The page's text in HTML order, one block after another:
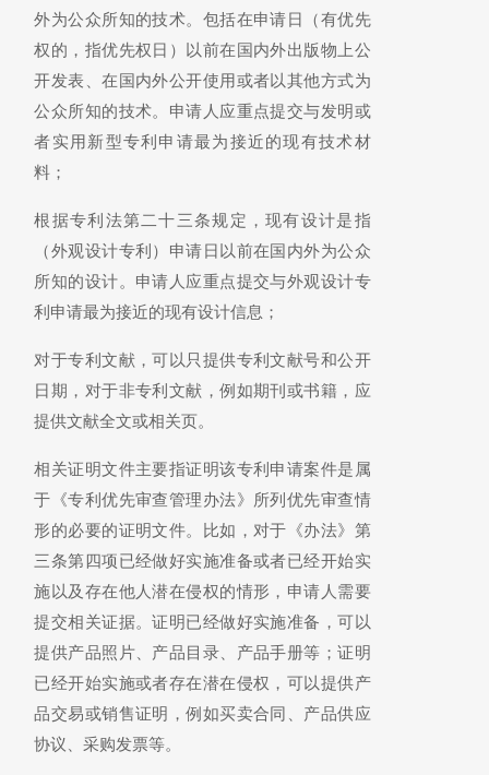
外为公众所知的技术。包括在申请日（有优先
权的，指优先权日）以前在国内外出版物上公
开发表、在国内外公开使用或者以其他方式为
公众所知的技术。申请人应重点提交与发明或
者实用新型专利申请最为接近的现有技术材
料；
根据专利法第二十三条规定，现有设计是指
（外观设计专利）申请日以前在国内外为公众
所知的设计。申请人应重点提交与外观设计专
利申请最为接近的现有设计信息；
对于专利文献，可以只提供专利文献号和公开
日期，对于非专利文献，例如期刊或书籍，应
提供文献全文或相关页。
相关证明文件主要指证明该专利申请案件是属
于《专利优先审查管理办法》所列优先审查情
形的必要的证明文件。比如，对于《办法》第
三条第四项已经做好实施准备或者已经开始实
施以及存在他人潜在侵权的情形，申请人需要
提交相关证据。证明已经做好实施准备，可以
提供产品照片、产品目录、产品手册等；证明
已经开始实施或者存在潜在侵权，可以提供产
品交易或销售证明，例如买卖合同、产品供应
协议、采购发票等。